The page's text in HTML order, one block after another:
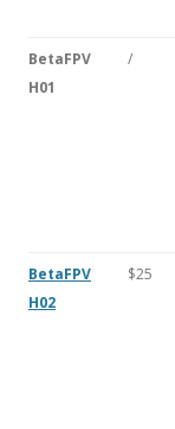
BetaFPV
H01
/
BetaFPV
H02
$25